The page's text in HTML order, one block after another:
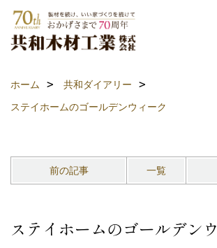
ホーム
共和ダイアリー
ステイホームのゴールデンウィーク
前の記事 一覧
ステイホームのゴールデンウ